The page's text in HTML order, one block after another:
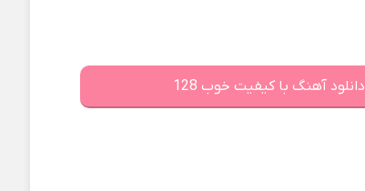
دانلود آهنگ با کیفیت خوب 128